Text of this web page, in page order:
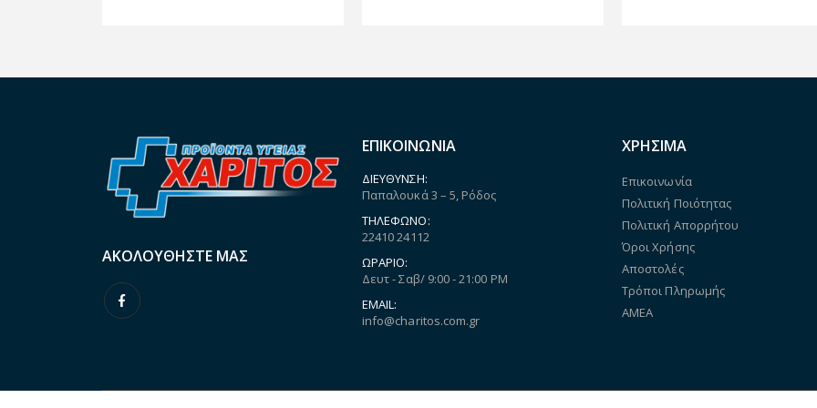
ΑΚΟΛΟΥΘΉΣΤΕ ΜΑΣ
ΕΠΙΚΟΙΝΩΝΙΑ
ΔΙΕΎΘΥΝΣΗ:
Παπαλουκά 3 – 5, Ρόδος
ΤΗΛΈΦΩΝΟ:
22410 24112
ΩΡΆΡΙΟ:
Δευτ - Σαβ/ 9:00 - 21:00 PM
EMAIL:
info@charitos.com.gr
ΧΡΗΣΙΜΑ
Επικοινωνία
Πολιτική Ποιότητας
Πολιτική Απορρήτου
Όροι Χρήσης
Αποστολές
Τρόποι Πληρωμής
ΑΜΕΑ